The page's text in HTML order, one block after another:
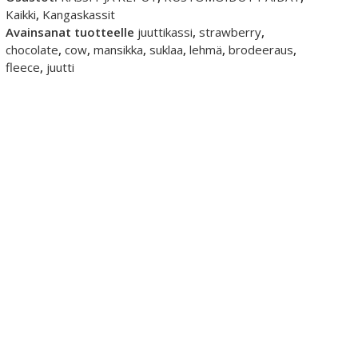
Chocolate
Cow
-
fleecebrodeerauksella
Kaikki, Kangaskassit
Avainsanat tuotteelle juuttikassi,strawberry,
chocolate,cow,mansikka,suklaa,lehmä,brodeeraus,
fleece, juutti